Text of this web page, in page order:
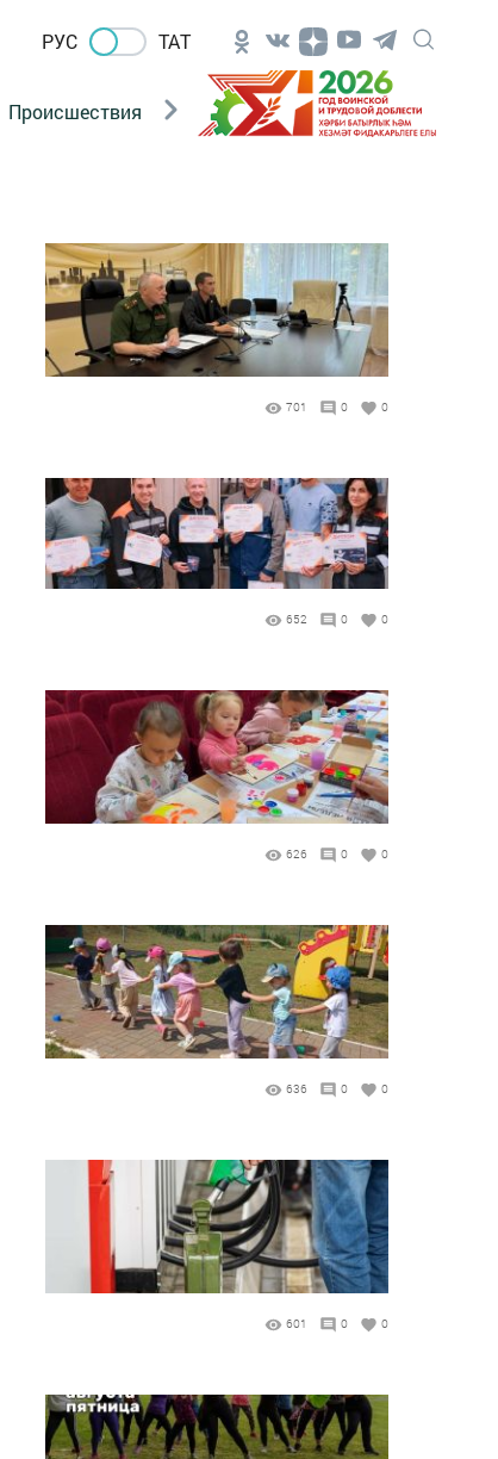
РУС ТАТ
Происшествия Новости Госавтоинспекции
701 0 0
652 0 0
626 0 0
636 0 0
601 0 0